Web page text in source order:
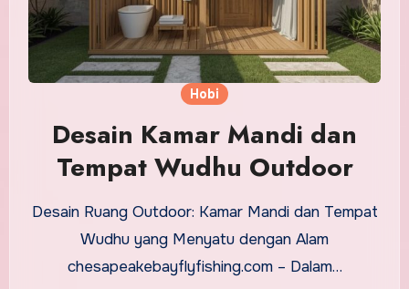
Hobi
Desain Kamar Mandi dan
Tempat Wudhu Outdoor
Desain Ruang Outdoor: Kamar Mandi dan Tempat
Wudhu yang Menyatu dengan Alam
chesapeakebayflyfishing.com – Dalam…